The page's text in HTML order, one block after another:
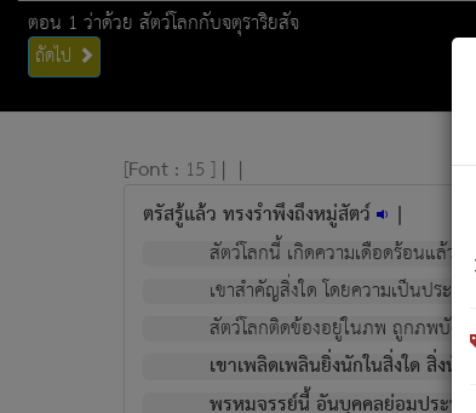
ตอน 1 ว่าด้วย สัตว์โลกกับจตุราริยสัจ
ถัดไป
[Font : 15 ] | |
ตรัสรู้แล้ว ทรงรำพึงถึงหมู่สัตว์ |
สัตว์โลกนี้ เกิดความเดือดร้อนแล้ว
เขาสำคัญสิ่งใด โดยความเป็นประก
สัตว์โลกติดข้องอยู่ในภพ ถูกภพบังห
เขาเพลิดเพลินยิ่งนักในสิ่งใด สิ่งนั้น